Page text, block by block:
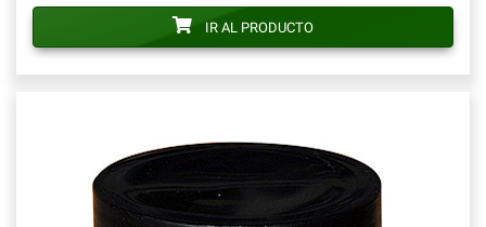
IR AL PRODUCTO